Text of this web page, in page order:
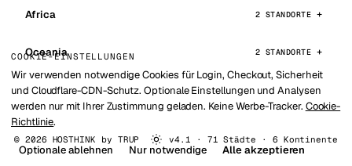
Africa 2 STANDORTE
Oceania 2 STANDORTE
© 2026 HOSTHINK by TRUP v4.1 · 71 Städte · 6 Kontinente
COOKIE-EINSTELLUNGEN
Wir verwenden notwendige Cookies für Login, Checkout, Sicherheit
und Cloudflare-CDN-Schutz. Optionale Einstellungen und Analysen
werden nur mit Ihrer Zustimmung geladen. Keine Werbe-Tracker. Cookie-
Richtlinie.
Optionale ablehnen Nur notwendige Alle akzeptieren